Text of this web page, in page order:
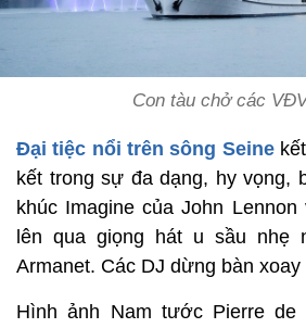
Con tàu chở các
Đại tiệc nổi trên sông Seinekết
kết trong sự đa dạng, hy vọng,
khúc Imagine của John Lennon
lên qua giọng hát u sầu nhẹ
Armanet. Các DJ dừng bàn xoay
Hình ảnh Nam tước Pierre de